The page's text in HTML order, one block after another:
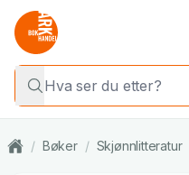
/ Bøker / Skjønnlitteratur